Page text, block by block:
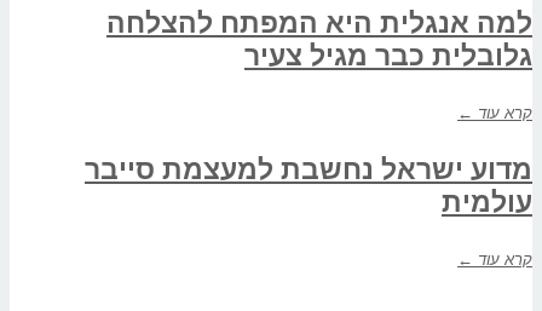
למה אנגלית היא המפתח להצלחה
גלובלית כבר מגיל צעיר
קרא עוד ←
מדוע ישראל נחשבת למעצמת סייבר
עולמית
קרא עוד ←